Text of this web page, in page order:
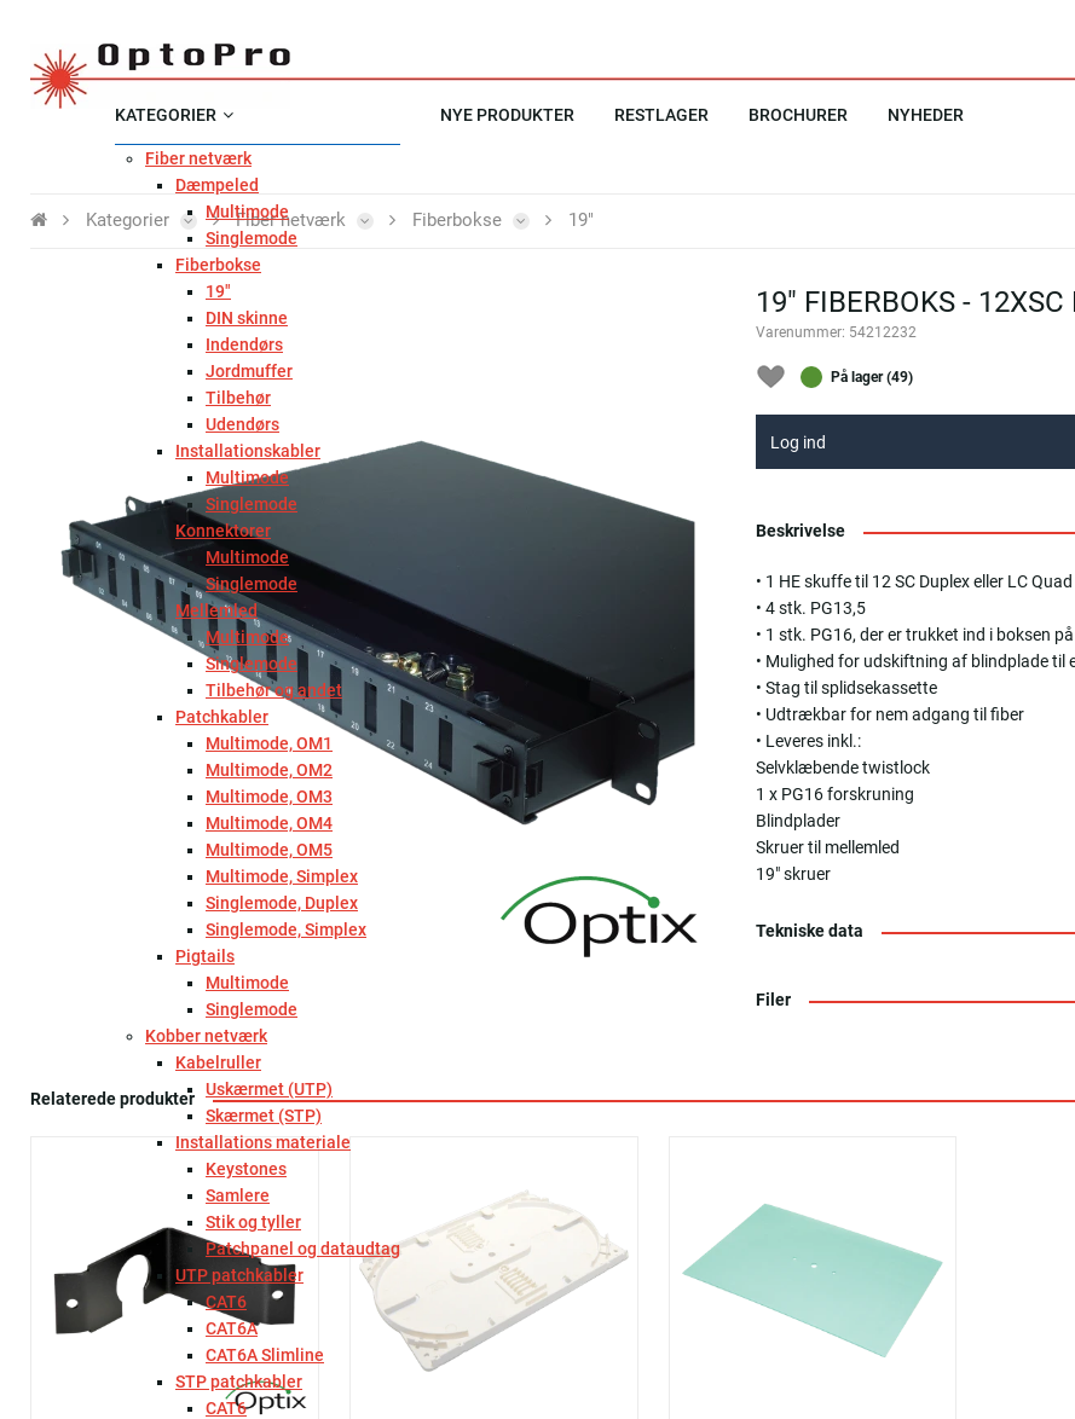
KATEGORIER
Fiber netværk
Dæmpeled
Multimode
Singlemode
Fiberbokse
19"
DIN skinne
Indendørs
Jordmuffer
Tilbehør
Udendørs
Installationskabler
Multimode
Singlemode
Konnektorer
Multimode
Singlemode
Mellemled
Multimode
Singlemode
Tilbehør og andet
Patchkabler
Multimode, OM1
Multimode, OM2
Multimode, OM3
Multimode, OM4
Multimode, OM5
Multimode, Simplex
Singlemode, Duplex
Singlemode, Simplex
Pigtails
Multimode
Singlemode
Kobber netværk
Kabelruller
Uskærmet (UTP)
Skærmet (STP)
Installations materiale
Keystones
Samlere
Stik og tyller
Patchpanel og dataudtag
UTP patchkabler
CAT6
CAT6A
CAT6A Slimline
STP patchkabler
CAT6
NYE PRODUKTER RESTLAGER BROCHURER NYHEDER
Kategorier Fiber netværk Fiberbokse 19"
19" FIBERBOKS -
Varenummer: 54212232
På lager (49)
Log ind
Beskrivelse
• 1 HE skuffe til 12 SC Duplex eller LC Quad
• 4 stk. PG13,5
• 1 stk. PG16, der er trukket ind i boksen
• Mulighed for udskiftning af blindplade til
• Stag til splidsekassette
• Udtrækbar for nem adgang til fiber
• Leveres inkl.:
Selvklæbende twistlock
1 x PG16 forskruning
Blindplader
Skruer til mellemled
19" skruer
Tekniske data
Filer
Relaterede produkter